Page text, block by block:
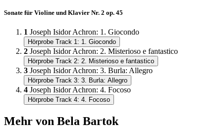
Sonate für Violine und Klavier Nr. 2 op. 45
1 Joseph Isidor Achron: 1. Giocondo
Hörprobe Track 1: 1. Giocondo
2 Joseph Isidor Achron: 2. Misterioso e fantastico
Hörprobe Track 2: 2. Misterioso e fantastico
3 Joseph Isidor Achron: 3. Burla: Allegro
Hörprobe Track 3: 3. Burla: Allegro
4 Joseph Isidor Achron: 4. Focoso
Hörprobe Track 4: 4. Focoso
Mehr von Bela Bartok